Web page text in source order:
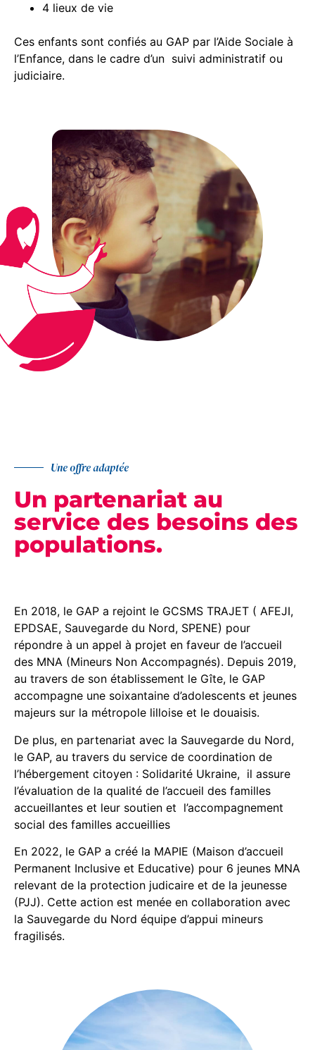
4 lieux de vie
Ces enfants sont confiés au GAP par l’Aide Sociale à
l’Enfance, dans le cadre d’un suivi administratif ou
judiciaire.
Une offre adaptée
Un partenariat au
service des besoins des
populations.
En 2018, le GAP a rejoint le GCSMS TRAJET ( AFEJI,
EPDSAE, Sauvegarde du Nord, SPENE) pour
répondre à un appel à projet en faveur de l’accueil
des MNA (Mineurs Non Accompagnés). Depuis 2019,
au travers de son établissement le Gîte, le GAP
accompagne une soixantaine d’adolescents et jeunes
majeurs sur la métropole lilloise et le douaisis.
De plus, en partenariat avec la Sauvegarde du Nord,
le GAP, au travers du service de coordination de
l’hébergement citoyen : Solidarité Ukraine, il assure
l’évaluation de la qualité de l’accueil des familles
accueillantes et leur soutien et l’accompagnement
social des familles accueillies
En 2022, le GAP a créé la MAPIE (Maison d’accueil
Permanent Inclusive et Educative) pour 6 jeunes MNA
relevant de la protection judicaire et de la jeunesse
(PJJ). Cette action est menée en collaboration avec
la Sauvegarde du Nord équipe d’appui mineurs
fragilisés.